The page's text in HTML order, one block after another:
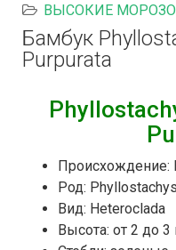
ВЫСОКИЕ
Бамбук
Purpurata
Происхождение:
Род: Phyllostachys
Вид: Heteroclada
Высота: от 2 до 3